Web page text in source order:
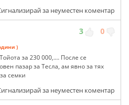
за неуместен коментар
3 0
)
за 230 000,.... После се
пазар за Тесла, ам явно за тях
семки
за неуместен коментар